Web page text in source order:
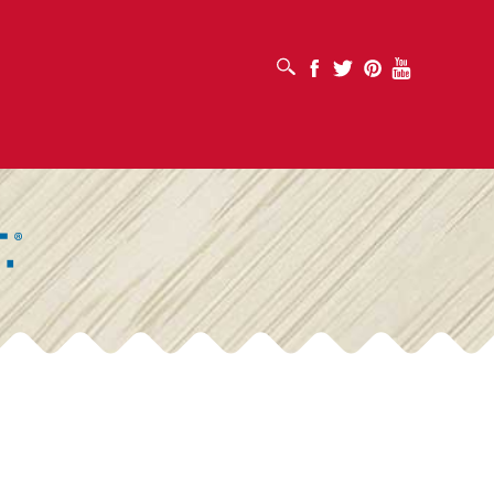
OUVRIR LA BOÎTE DE RECHERCHE
Facebook
Twitter PinterestYoutube